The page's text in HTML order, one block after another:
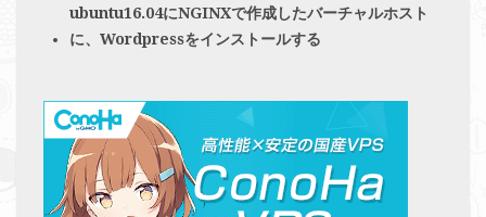
ubuntu16.04にNGINXで作成したバーチャルホスト
に、Wordpressをインストールする